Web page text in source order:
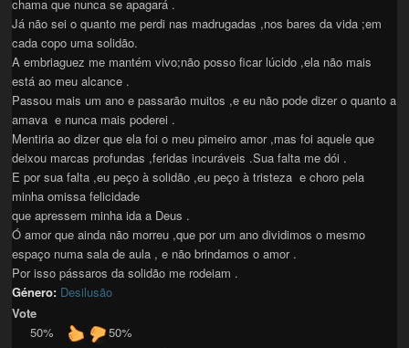
chama que nunca se apagará .
Já não sei o quanto me perdi nas madrugadas ,nos bares da vida ;em
cada copo uma solidão.
A embriaguez me mantém vivo;não posso ficar lúcido ,ela não mais
está ao meu alcance .
Passou mais um ano e passarão muitos ,e eu não pode dizer o quanto a
amava e nunca mais poderei .
Mentiria ao dizer que ela foi o meu pimeiro amor ,mas foi aquele que
deixou marcas profundas ,feridas incuráveis .Sua falta me dói .
E por sua falta ,eu peço à solidão ,eu peço à tristeza e choro pela
minha omissa felicidade
que apressem minha ida a Deus .
Ó amor que ainda não morreu ,que por um ano dividimos o mesmo
espaço numa sala de aula , e não brindamos o amor .
Por isso pássaros da solidão me rodeiam .
Género: Desilusão
Vote
50%
50%